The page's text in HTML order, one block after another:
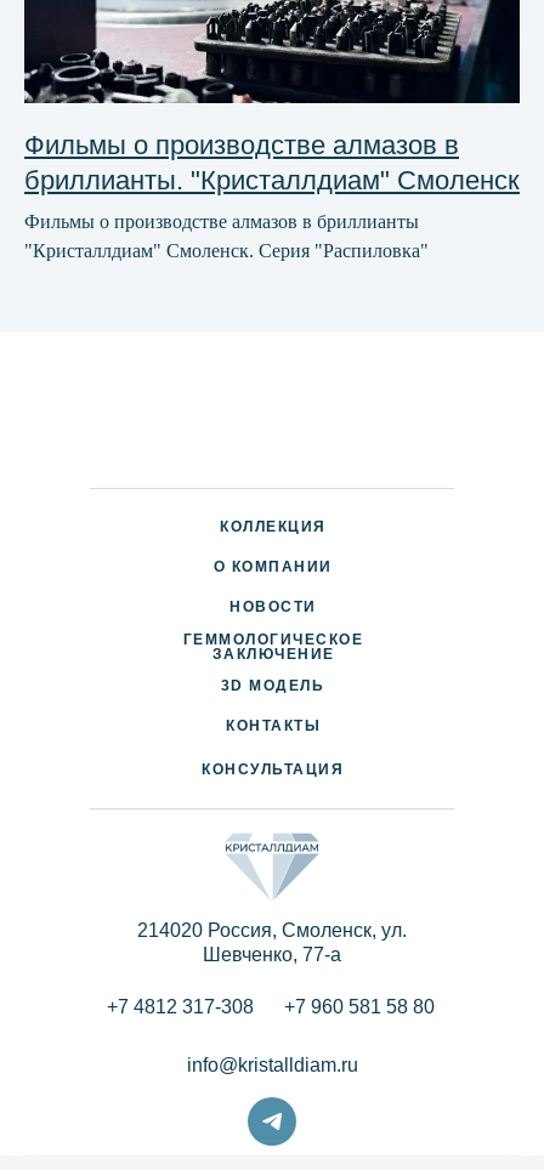
Фильмы о производстве алмазов в
бриллианты. "Кристаллдиам" Смоленск
Фильмы о производстве алмазов в бриллианты
"Кристаллдиам" Смоленск. Серия "Распиловка"
info@kristalldiam.ru
214020 Россия, Смоленск, ул.
Шевченко, 77-a
+7 4812 317-308 +7 960 581 58 80
КОНТАКТЫ
КОЛЛЕКЦИЯ
НОВОСТИ
О КОМПАНИИ
ДОСТАВКА И ОПЛАТА
ПАРТНЕРАМ
3D МОДЕЛЬ
КОНСУЛЬТАЦИЯ
ГЕММОЛОГИЧЕСКОЕ
ЗАКЛЮЧЕНИЕ